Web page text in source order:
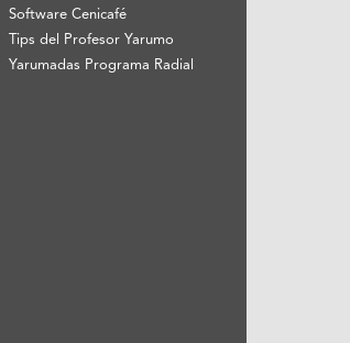
Software Cenicafé
Tips del Profesor Yarumo
Yarumadas Programa Radial